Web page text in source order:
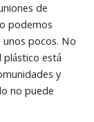
de
podemos
pocos. No
está
y
no puede